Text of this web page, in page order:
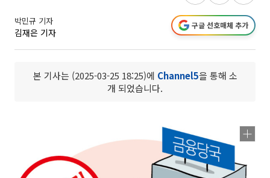
박민규 기자
김재은 기자
구글 선호매체 추가
본 기사는 (2025-03-25 18:25)에 Channel5을 통해 소
개 되었습니다.